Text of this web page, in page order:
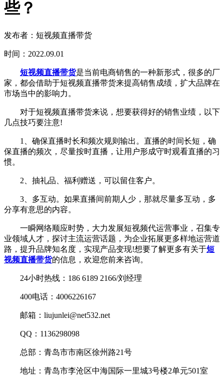
些？
发布者：短视频直播带货
时间：2022.09.01
短视频直播带货是当前电商销售的一种新形式，很多的厂
家，都会借助于短视频直播带货来提高销售成绩，扩大品牌在
市场当中的影响力。
对于短视频直播带货来说，想要获得好的销售业绩，以下
几点技巧要注意!
1、确保直播时长和频次规则输出。直播的时间长短，确
保直播的频次，尽量按时直播，让用户形成守时观看直播的习
惯。
2、抽礼品、福利赠送，可以留住客户。
3、多互动。如果直播间前期人少，那就尽量多互动，多
分享有意思的内容。
一瞬网络顺应时势，大力发展短视频代运营事业，召集专
业领域人才，探讨主流运营话题，为企业拓展更多样地运营道
路，提升品牌知名度，实现产品变现!想要了解更多有关于短
视频直播带货的信息，欢迎您前来咨询。
24小时热线：186 6189 2166/刘经理
400电话：4006226167
邮箱：liujunlei@net532.net
QQ：1136298098
总部：青岛市市南区徐州路21号
地址：青岛市李沧区中海国际一里城3号楼2单元501室